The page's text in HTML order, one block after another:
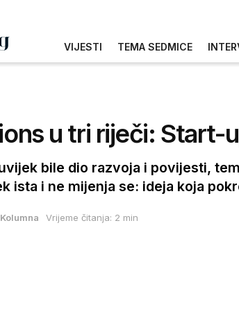
VIJESTI TEMA SEDMICE
u tri riječi: Start-
bile dio razvoja i povijesti,
ista i ne mijenja se: ideja koja
Kolumna Vrijeme čitanja: 2 min